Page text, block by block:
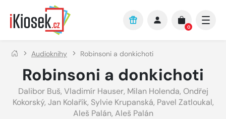
Přejít na hlavní obsah
0
Audioknihy Robinsoni a donkichoti
Robinsoni a donkichoti
Dalibor Buš, Vladimír Hauser, Milan Holenda, Ondřej
Kokorský, Jan Kolařík, Sylvie Krupanská, Pavel Zatloukal,
Aleš Palán, Aleš Palán